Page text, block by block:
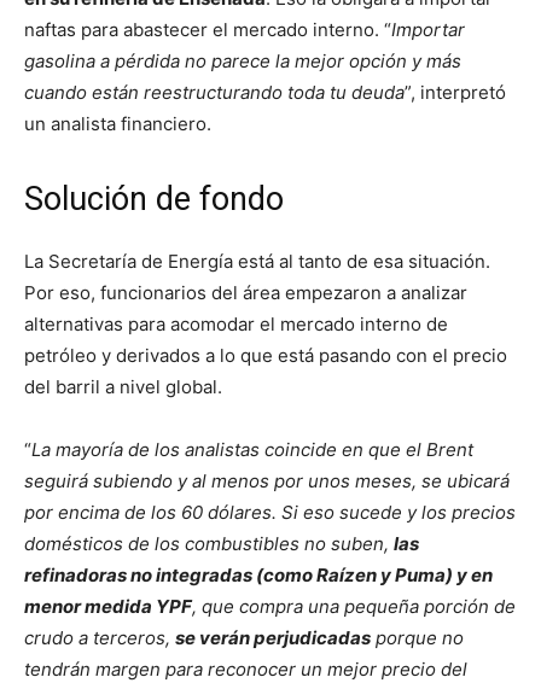
naftas para abastecer el mercado interno. “Importar
gasolina a pérdida no parece la mejor opción y más
cuando están reestructurando toda tu deuda”, interpretó
un analista financiero.
Solución de fondo
La Secretaría de Energía está al tanto de esa situación.
Por eso, funcionarios del área empezaron a analizar
alternativas para acomodar el mercado interno de
petróleo y derivados a lo que está pasando con el precio
del barril a nivel global.
“La mayoría de los analistas coincide en que el Brent
seguirá subiendo y al menos por unos meses, se ubicará
por encima de los 60 dólares. Si eso sucede y los precios
domésticos de los combustibles no suben, las
refinadoras no integradas (como Raízen y Puma) y en
menor medida YPF, que compra una pequeña porción de
crudo a terceros, se verán perjudicadas porque no
tendrán margen para reconocer un mejor precio del